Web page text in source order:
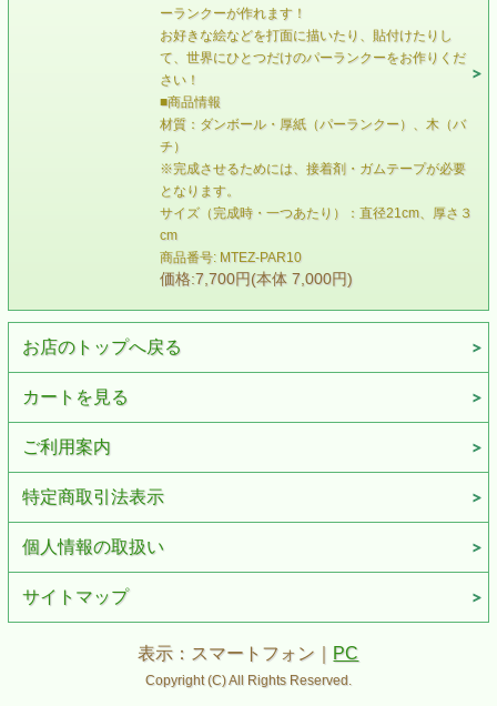
ーランクーが作れます！
お好きな絵などを打面に描いたり、貼付けたりし
て、世界にひとつだけのパーランクーをお作りくだ
さい！
■商品情報
材質：ダンボール・厚紙（パーランクー）、木（バ
チ）
※完成させるためには、接着剤・ガムテープが必要
となります。
サイズ（完成時・一つあたり）：直径21cm、厚さ３
cm
商品番号: MTEZ-PAR10
価格:7,700円(本体 7,000円)
お店のトップへ戻る
カートを見る
ご利用案内
特定商取引法表示
個人情報の取扱い
サイトマップ
表示：スマートフォン｜ PC
Copyright (C) All Rights Reserved.